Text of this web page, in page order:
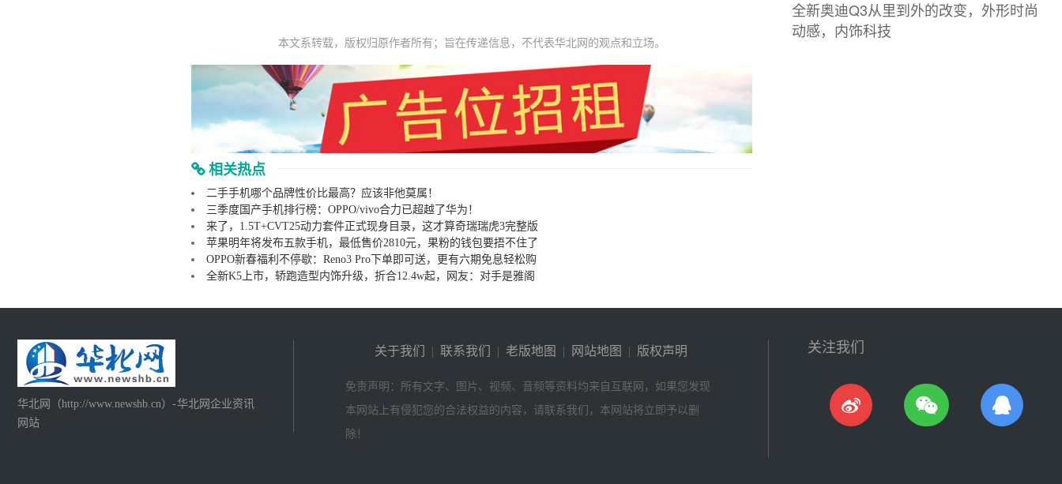
本文系转载，版权归原作者所有；旨在传递信息，不代表华北网的观点和立场。
相关热点
二手手机哪个品牌性价比最高？应该非他莫属！
三季度国产手机排行榜：OPPO/vivo合力已超越了华为！
来了，1.5T+CVT25动力套件正式现身目录，这才算奇瑞瑞虎3完整版
苹果明年将发布五款手机，最低售价2810元，果粉的钱包要捂不住了
OPPO新春福利不停歇：Reno3 Pro下单即可送，更有六期免息轻松购
全新K5上市，轿跑造型内饰升级，折合12.4w起，网友：对手是雅阁
全新奥迪Q3从里到外的改变，外形时尚
动感，内饰科技
华北网（http://www.newshb.cn）-华北网企业资讯
网站
关于我们 | 联系我们 | 老版地图 | 网站地图 | 版权声明
免责声明：所有文字、图片、视频、音频等资料均来自互联网，如果您发现
本网站上有侵犯您的合法权益的内容，请联系我们，本网站将立即予以删
除！
关注我们